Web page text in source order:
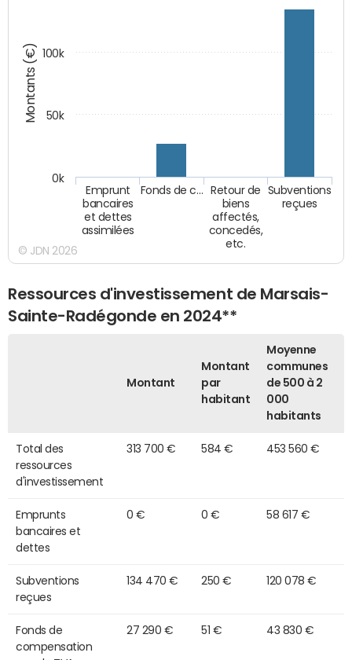
Montants (€)
Emprunt
bancaires
et dettes
assimilées
Fonds de c…
Retour de
biens
affectés,
concedés,
etc.
Subventions
reçues
0k
50k
100k
© JDN 2026
Ressources d'investissement de Marsais-
Sainte-Radégonde en 2024**
Montant
Montant
par
habitant
Moyenne
communes
de 500 à 2
000
habitants
Total des
ressources
d'investissement
313 700 € 584 € 453 560 €
Emprunts
bancaires et
dettes
0 € 0 € 58 617 €
Subventions
reçues
134 470 € 250 € 120 078 €
Fonds de
compensation
27 290 € 51 € 43 830 €